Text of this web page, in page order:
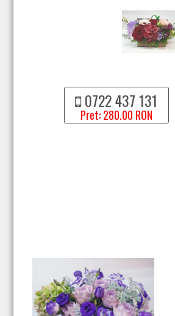
0722 437 131
Pret: 280.00 RON